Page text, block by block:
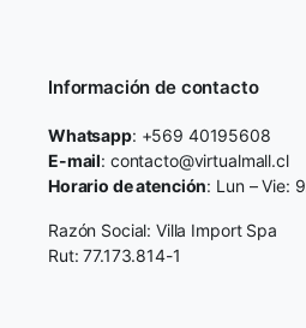
Información de contacto
Whatsapp: +569 40195608
E-mail: contacto@virtualmall.cl
Horario de atención: Lun – Vie:
Razón Social: Villa Import Spa
Rut: 77.173.814-1